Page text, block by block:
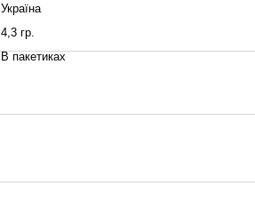
Україна
4,3 гр.
В пакетиках